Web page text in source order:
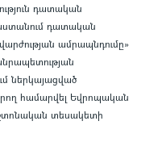
դատական
դատական
ամրապնդումը»
ներկայացված
համարվել Եվրոպական
տեսակետի